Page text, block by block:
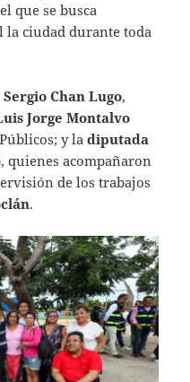
que se busca
ciudad durante toda
Sergio Chan Lugo,
Jorge Montalvo
y ladiputada
, quienes acompañaron
de los trabajos
.